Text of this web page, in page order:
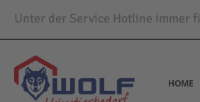
Unter der Service Hotline immer
Direkt
zum
Inhalt
HOME